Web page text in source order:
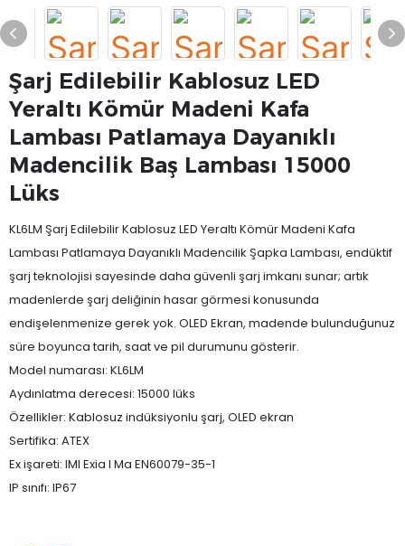
Şarj Edilebilir Kablosuz LED
Yeraltı Kömür Madeni Kafa
Lambası Patlamaya Dayanıklı
Madencilik Baş Lambası 15000
Lüks
KL6LM Şarj Edilebilir Kablosuz LED Yeraltı Kömür Madeni Kafa
Lambası Patlamaya Dayanıklı Madencilik Şapka Lambası, endüktif
şarj teknolojisi sayesinde daha güvenli şarj imkanı sunar; artık
madenlerde şarj deliğinin hasar görmesi konusunda
endişelenmenize gerek yok. OLED Ekran, madende bulunduğunuz
süre boyunca tarih, saat ve pil durumunu gösterir.
Model numarası: KL6LM
Aydınlatma derecesi: 15000 lüks
Özellikler: Kablosuz indüksiyonlu şarj, OLED ekran
Sertifika: ATEX
Ex işareti: IMI Exia I Ma EN60079-35-1
IP sınıfı: IP67